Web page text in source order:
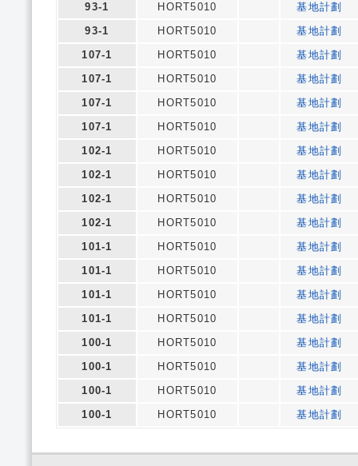
93-1
HORT5010
基地計劃
93-1
HORT5010
基地計劃
107-1
HORT5010
基地計劃
107-1
HORT5010
基地計劃
107-1
HORT5010
基地計劃
107-1
HORT5010
基地計劃
102-1
HORT5010
基地計劃
102-1
HORT5010
基地計劃
102-1
HORT5010
基地計劃
102-1
HORT5010
基地計劃
101-1
HORT5010
基地計劃
101-1
HORT5010
基地計劃
101-1
HORT5010
基地計劃
101-1
HORT5010
基地計劃
100-1
HORT5010
基地計劃
100-1
HORT5010
基地計劃
100-1
HORT5010
基地計劃
100-1
HORT5010 基地計劃